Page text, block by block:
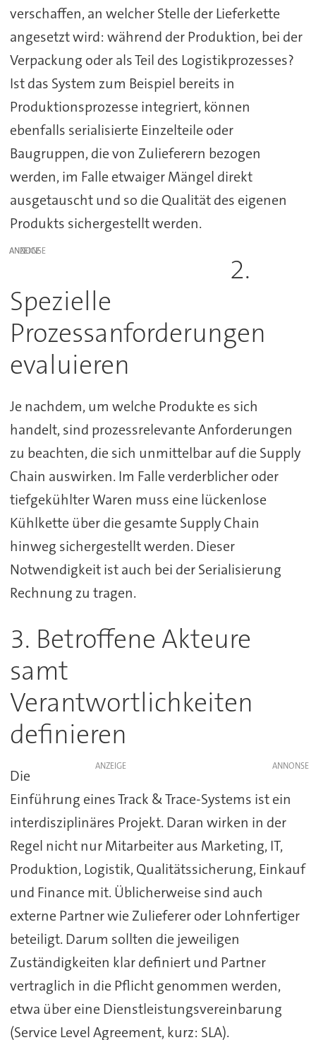
verschaffen, an welcher Stelle der Lieferkette
angesetzt wird: während der Produktion, bei der
Verpackung oder als Teil des Logistikprozesses?
Ist das System zum Beispiel bereits in
Produktionsprozesse integriert, können
ebenfalls serialisierte Einzelteile oder
Baugruppen, die von Zulieferern bezogen
werden, im Falle etwaiger Mängel direkt
ausgetauscht und so die Qualität des eigenen
Produkts sichergestellt werden.
ANZEIGE
2.
Spezielle
Prozessanforderungen
evaluieren
Je nachdem, um welche Produkte es sich
handelt, sind prozessrelevante Anforderungen
zu beachten, die sich unmittelbar auf die Supply
Chain auswirken. Im Falle verderblicher oder
tiefgekühlter Waren muss eine lückenlose
Kühlkette über die gesamte Supply Chain
hinweg sichergestellt werden. Dieser
Notwendigkeit ist auch bei der Serialisierung
Rechnung zu tragen.
3. Betroffene Akteure
samt
Verantwortlichkeiten
definieren
ANZEIGE
Die
Einführung eines Track & Trace-Systems ist ein
interdisziplinäres Projekt. Daran wirken in der
Regel nicht nur Mitarbeiter aus Marketing, IT,
Produktion, Logistik, Qualitätssicherung, Einkauf
und Finance mit. Üblicherweise sind auch
externe Partner wie Zulieferer oder Lohnfertiger
beteiligt. Darum sollten die jeweiligen
Zuständigkeiten klar definiert und Partner
vertraglich in die Pflicht genommen werden,
etwa über eine Dienstleistungsvereinbarung
(Service Level Agreement, kurz: SLA).